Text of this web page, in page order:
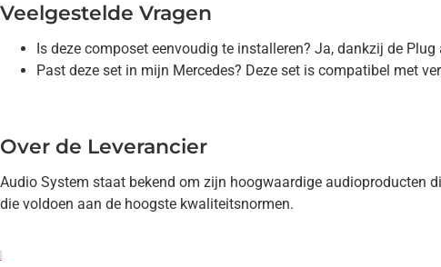
Veelgestelde Vragen
Is deze composet eenvoudig te installeren? Ja, dankzij de
Past deze set in mijn Mercedes? Deze set is compatibel met
Over de Leverancier
Audio System staat bekend om zijn hoogwaardige audioproducten
die voldoen aan de hoogste kwaliteitsnormen.